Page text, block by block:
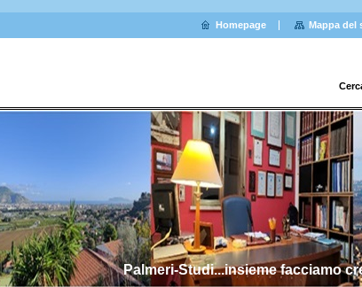
Palmeri-Studi...insieme facciamo
Homepage Mappa del